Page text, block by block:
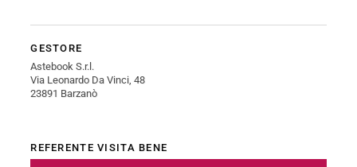
GESTORE
Astebook S.r.l.
Via Leonardo Da Vinci, 48
23891 Barzanò
REFERENTE VISITA BENE